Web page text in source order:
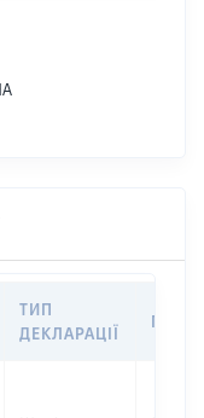
ТИП
ДЕКЛАРАЦІЇ